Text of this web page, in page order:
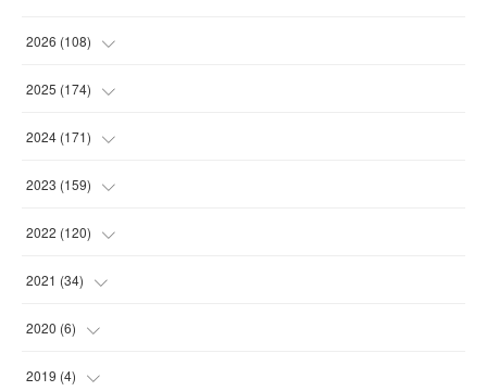
2026 (108)
(6)
(15
(15
(13
2025 (174)
(14
(14
(15
(15
2024 (171)
(13
(13
(15
(
2023 (159)
(14
(14 )
(
(
2022 (120)
(14 )
( 13
(
2021 (34)
( )
( )
2020 (6)
( )
2019 (4)